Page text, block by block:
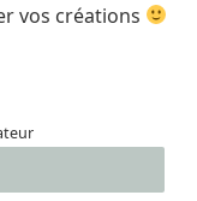
vos créations